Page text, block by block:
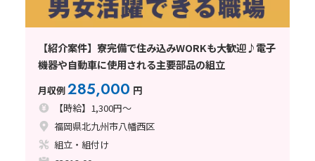
【紹介案件】寮完備で住み込みWORKも大歓迎♪電子
機器や自動車に使用される主要部品の組立
月収例285,000 円
【時給】1,300円～
福岡県北九州市八幡西区
組立・組付け